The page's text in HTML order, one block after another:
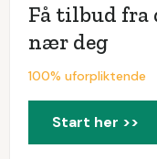
Få tilbud fra
nær deg
100% uforpliktende
Start her >>